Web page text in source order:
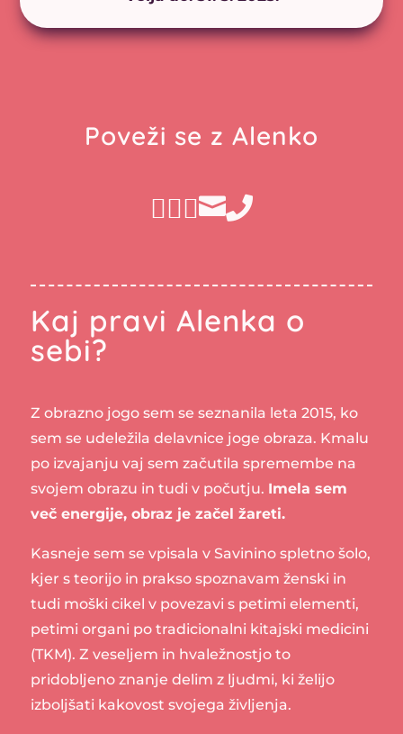
Poveži se z Alenko

Kaj pravi Alenka o
sebi?
Z obrazno jogo sem se seznanila leta 2015, ko
sem se udeležila delavnice joge obraza. Kmalu
po izvajanju vaj sem začutila spremembe na
svojem obrazu in tudi v počutju. Imela sem
več energije, obraz je začel žareti.
Kasneje sem se vpisala v Savinino spletno šolo,
kjer s teorijo in prakso spoznavam ženski in
tudi moški cikel v povezavi s petimi elementi,
petimi organi po tradicionalni kitajski medicini
(TKM). Z veseljem in hvaležnostjo to
pridobljeno znanje delim z ljudmi, ki želijo
izboljšati kakovost svojega življenja.